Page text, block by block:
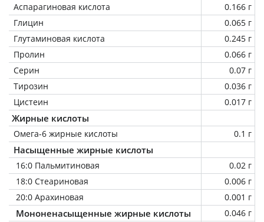
Аспарагиновая кислота
0.166 г
Глицин
0.065 г
Глутаминовая кислота
0.245 г
Пролин
0.066 г
Серин
0.07 г
Тирозин
0.036 г
Цистеин
0.017 г
Жирные кислоты
Омега-6 жирные кислоты 0.1 г
Насыщенные жирные кислоты
16:0 Пальмитиновая
0.02 г
18:0 Стеариновая
0.006 г
20:0 Арахиновая
0.001 г
Мононенасыщенные жирные кислоты
0.046 г